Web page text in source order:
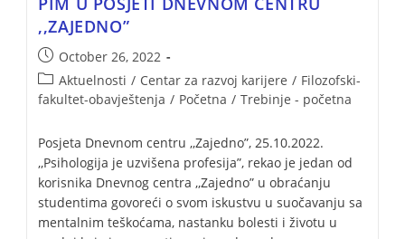
,,ZAJEDNO”
October 26, 2022
Aktuelnosti / Centar za razvoj karijere / Filozofski-
fakultet-obavještenja / Početna / Trebinje - početna
Posjeta Dnevnom centru ,,Zajedno”, 25.10.2022.
,,Psihologija je uzvišena profesija”, rekao je jedan od
korisnika Dnevnog centra ,,Zajedno” u obraćanju
studentima govoreći o svom iskustvu u suočavanju sa
mentalnim teškoćama, nastanku bolesti i životu u